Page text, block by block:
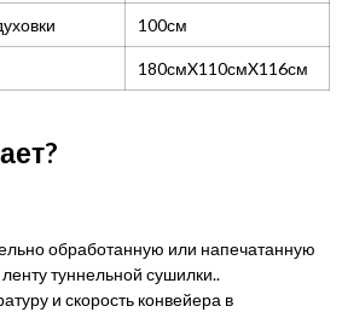
100см
180смX110смX116см
обработанную или напечатанную
туннельной сушилки..
и скорость конвейера в